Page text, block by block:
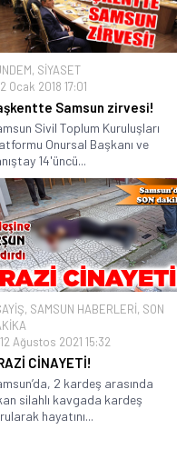
, SİYASET
2 Ocak 2018 17:01
Samsun zirvesi!
Sivil Toplum Kuruluşları
Onursal Başkanı ve
14'üncü...
, SAMSUN HABERLERİ, SON
12 Ağustos 2021 15:32
CİNAYETİ!
2 kardeş arasında
silahlı kavgada kardeş
hayatını...